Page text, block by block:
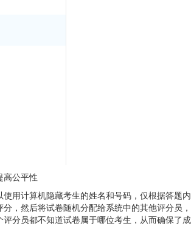
高公平性
用计算机隐藏考生的姓名和号码，仅根据答题内
，然后将试卷随机分配给系统中的其他评分员，
评分员都不知道试卷属于哪位考生，从而确保了成